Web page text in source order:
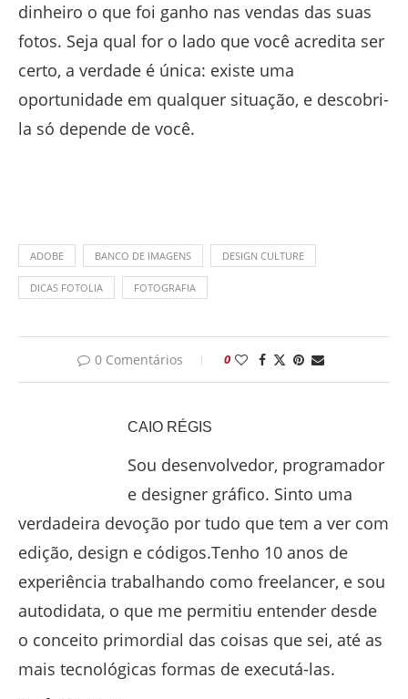
dinheiro o que foi ganho nas vendas das suas
fotos. Seja qual for o lado que você acredita ser
certo, a verdade é única: existe uma
oportunidade em qualquer situação, e descobri-
la só depende de você.
ADOBE BANCO DE IMAGENS DESIGN CULTURE
DICAS FOTOLIA FOTOGRAFIA
0 Comentários 0
CAIO RÉGIS
Sou desenvolvedor, programador
e designer gráfico. Sinto uma
verdadeira devoção por tudo que tem a ver com
edição, design e códigos.Tenho 10 anos de
experiência trabalhando como freelancer, e sou
autodidata, o que me permitiu entender desde
o conceito primordial das coisas que sei, até as
mais tecnológicas formas de executá-las.